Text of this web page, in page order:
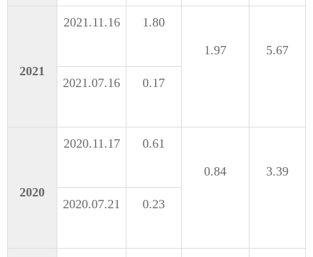
2021
2021.11.16
1.80
1.97
5.67
2021.07.16 0.17
2020
2020.11.17
0.61
0.84
3.39
2020.07.21 0.23